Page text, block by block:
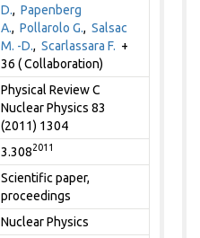
D.,Papenberg
A.,Pollarolo G.,Salsac
M. -D.,Scarlassara F. +
36 ( Collaboration)
Physical Review C
Nuclear Physics 83
(2011) 1304
3.3082011
Scientific paper,
proceedings
Nuclear Physics